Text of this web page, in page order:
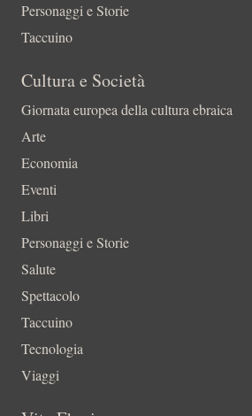
Personaggi e Storie
Taccuino
Cultura e Società
Giornata europea della cultura ebraica
Arte
Economia
Eventi
Libri
Personaggi e Storie
Salute
Spettacolo
Taccuino
Tecnologia
Viaggi